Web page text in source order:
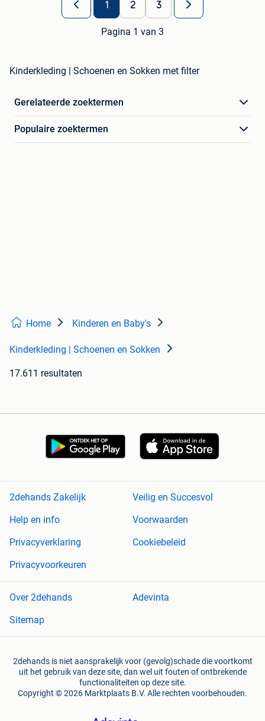
1 2 3
Pagina 1 van 3
Kinderkleding | Schoenen en Sokken met filter
Gerelateerde zoektermen
Populaire zoektermen
Home Kinderen en Baby's
Kinderkleding | Schoenen en Sokken
17.611 resultaten
2dehands Zakelijk
Veilig en Succesvol
Help en info
Voorwaarden
Privacyverklaring
Cookiebeleid
Privacyvoorkeuren
Over 2dehands
Adevinta
Sitemap
2dehands is niet aansprakelijk voor (gevolg)schade die voortkomt
uit het gebruik van deze site, dan wel uit fouten of ontbrekende
functionaliteiten op deze site.
Copyright © 2026 Marktplaats B.V. Alle rechten voorbehouden.